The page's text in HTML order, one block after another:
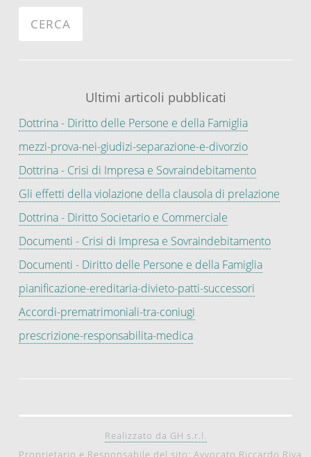
Ultimi articoli pubblicati
Dottrina - Diritto delle Persone e della Famiglia
mezzi-prova-nei-giudizi-separazione-e-divorzio
Dottrina - Crisi di Impresa e Sovraindebitamento
Gli effetti della violazione della clausola di prelazione
Dottrina - Diritto Societario e Commerciale
Documenti - Crisi di Impresa e Sovraindebitamento
Documenti - Diritto delle Persone e della Famiglia
pianificazione-ereditaria-divieto-patti-successori
Accordi-prematrimoniali-tra-coniugi
prescrizione-responsabilita-medica
Realizzato da GH s.r.l.
Proprietario e Responsabile del sito: Avvocato Riccardo Riva